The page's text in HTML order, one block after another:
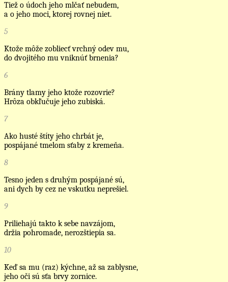
Tiež o údoch jeho mlčať nebudem,
a o jeho moci, ktorej rovnej niet.
5
Ktože môže zobliecť vrchný odev mu,
do dvojitého mu vniknúť brnenia?
6
Brány tlamy jeho ktože rozovrie?
Hrôza obkľučuje jeho zubiská.
7
Ako husté štíty jeho chrbát je,
pospájané tmelom sťaby z kremeňa.
8
Tesno jeden s druhým pospájané sú,
ani dych by cez ne vskutku neprešiel.
9
Priliehajú takto k sebe navzájom,
držia pohromade, nerozštiepia sa.
10
Keď sa mu (raz) kýchne, až sa zablysne,
jeho oči sú sťa brvy zornice.